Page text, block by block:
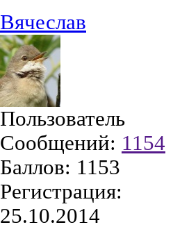
Вячеслав
Пользователь
Сообщений: 1154
Баллов: 1153
Регистрация:
25.10.2014